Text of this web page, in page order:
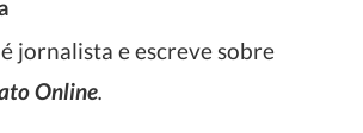
jornalista e escreve sobre
Online.